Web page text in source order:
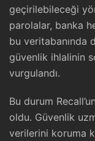
geçirilebileceği
parolalar, banka
bu veritabanında
güvenlik ihlalinin
vurgulandı.
Bu durum
oldu. Güvenlik
verilerini koruma